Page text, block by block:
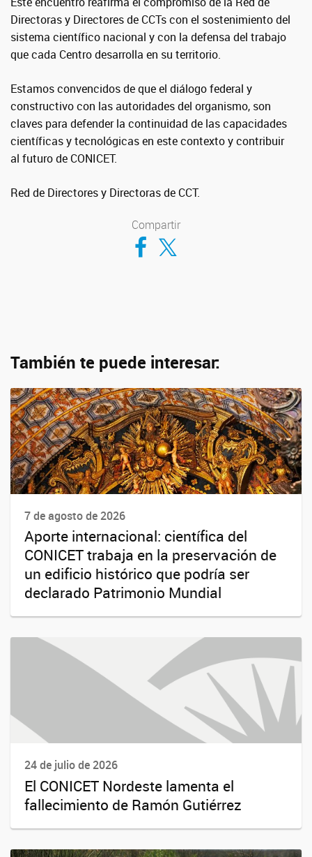
Directoras y Directores de CCTs con el sostenimiento del
sistema científico nacional y con la defensa del trabajo
que cada Centro desarrolla en su territorio.
Estamos convencidos de que el diálogo federal y
constructivo con las autoridades del organismo, son
claves para defender la continuidad de las capacidades
científicas y tecnológicas en este contexto y contribuir
al futuro de CONICET.
Red de Directores y Directoras de CCT.
Compartir
Compartir en Facebook
Compartir en Twitter
También te puede interesar:
7 de agosto de 2026
Aporte internacional: científica del
CONICET trabaja en la preservación de
un edificio histórico que podría ser
declarado Patrimonio Mundial
24 de julio de 2026
El CONICET Nordeste lamenta el
fallecimiento de Ramón Gutiérrez